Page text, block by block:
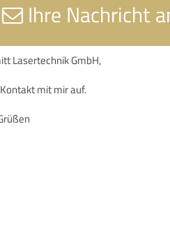
Ihre Nachricht